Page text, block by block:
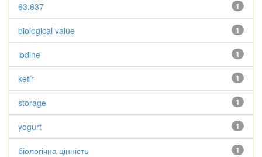
1
63.637
1
biological value
1
iodine
1
kefir
1
storage
1
yogurt
1
біологічна цінність